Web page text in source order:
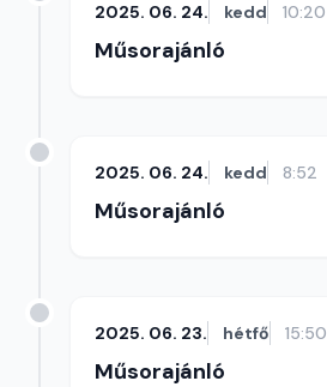
2025. 06. 24. kedd 10:20
Műsorajánló
2025. 06. 24. kedd 8:52
Műsorajánló
2025. 06. 23. hétfő 15:50
Műsorajánló